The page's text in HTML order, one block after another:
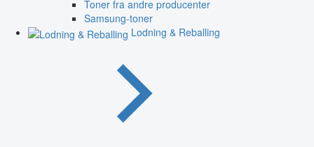
Toner fra andre producenter
Samsung-toner
Lodning & Reballing